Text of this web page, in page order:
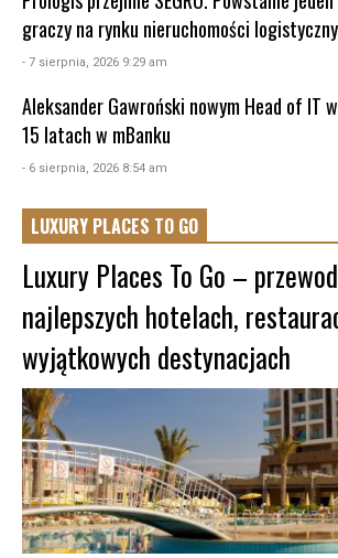
graczy na rynku nieruchomości
- 7 sierpnia, 2026 9:29 am
Aleksander Gawroński nowym Head of IT
15 latach w mBanku
- 6 sierpnia, 2026 8:54 am
LUXURY PLACES TO GO
Luxury Places To Go –
najlepszych hotelach,
wyjątkowych destynacjach